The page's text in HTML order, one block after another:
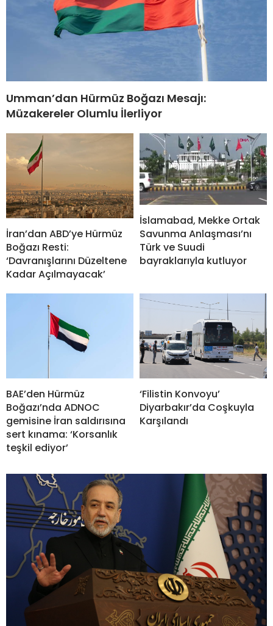
Umman’dan Hürmüz Boğazı Mesajı:
Müzakereler Olumlu İlerliyor
İran’dan ABD’ye Hürmüz
Boğazı Resti:
‘Davranışlarını Düzeltene
Kadar Açılmayacak’
İslamabad, Mekke Ortak
Savunma Anlaşması’nı
Türk ve Suudi
bayraklarıyla kutluyor
BAE’den Hürmüz
Boğazı’nda ADNOC
gemisine İran saldırısına
sert kınama: ‘Korsanlık
teşkil ediyor’
‘Filistin Konvoyu’
Diyarbakır’da Coşkuyla
Karşılandı